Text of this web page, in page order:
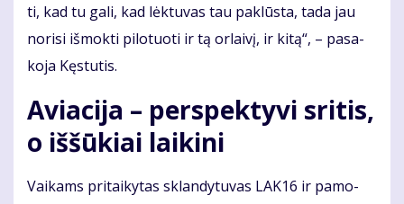
ti, kad tu ga­li, kad lėk­tu­vas tau pa­klūs­ta, ta­da jau
no­ri­si iš­mok­ti pi­lo­tuo­ti ir tą or­lai­vį, ir ki­tą“, – pa­sa­
ko­ja Kęs­tu­tis.
Aviacija – perspektyvi sritis,
o iššūkiai laikini
Vai­kams pri­tai­ky­tas sklan­dy­tu­vas LAK16 ir pa­mo­